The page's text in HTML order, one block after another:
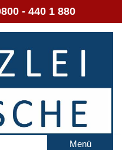
- 440 1 880
Menü